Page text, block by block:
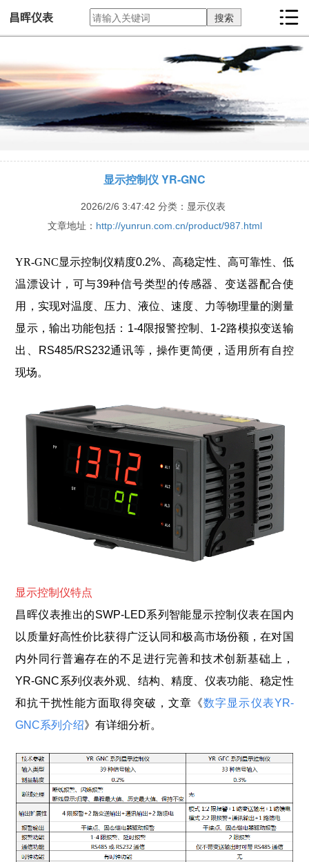
昌晖仪表
显示控制仪 YR-GNC
2026/2/6 3:47:42 分类：显示仪表
文章地址： http://yunrun.com.cn/product/987.html
YR-GNC显示控制仪精度0.2%、高稳定性、高可靠性、低
温漂设计，可与39种信号类型的传感器、变送器配合使
用，实现对温度、压力、液位、速度、力等物理量的测量
显示，输出功能包括：1-4限报警控制、1-2路模拟变送输
出、RS485/RS232通讯等，操作更简便，适用所有自控
现场。
显示控制仪特点
昌晖仪表推出的SWP-LED系列智能显示控制仪表在国内
以质量好高性价比获得广泛认同和极高市场份额，在对国
内外同行普遍存在的不足进行完善和技术创新基础上，
YR-GNC系列仪表外观、结构、精度、仪表功能、稳定性
和抗干扰性能方面取得突破，文章《数字显示仪表YR-
GNC系列介绍》有详细分析。